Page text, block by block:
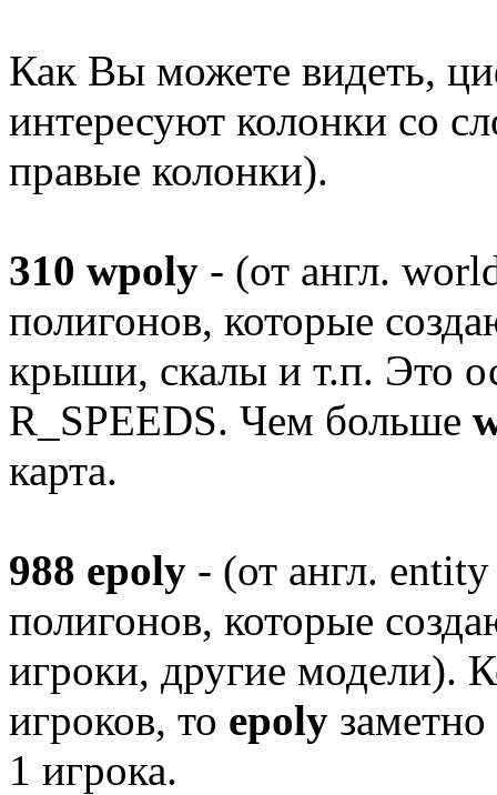
Как Вы можете видеть,
интересуют колонки со
правые колонки).
310 wpoly - (от англ.
полигонов, которые
крыши, скалы и т.п. Это
R_SPEEDS. Чем больше
карта.
988 epoly - (от англ.
полигонов, которые
игроки, другие модели).
игроков, то epoly
1 игрока.